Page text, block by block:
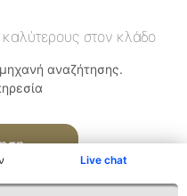
Live chat
στον κλάδο
αναζήτησης.